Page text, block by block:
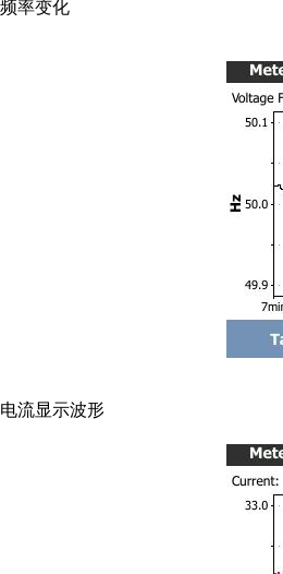
频率变化
电流显示波形